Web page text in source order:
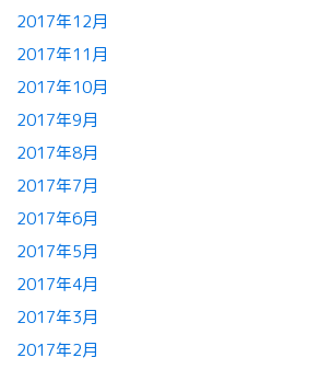
2017年12月
2017年11月
2017年10月
2017年9月
2017年8月
2017年7月
2017年6月
2017年5月
2017年4月
2017年3月
2017年2月